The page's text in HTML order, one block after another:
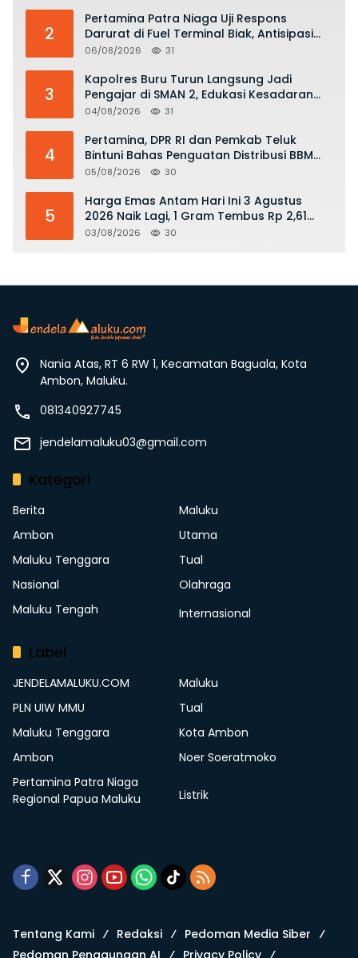
2
Pertamina Patra Niaga Uji Respons
Darurat di Fuel Terminal Biak, Antisipasi
Risiko Kebakaran dan Tumpahan BBM
06/08/2026 31
3
Kapolres Buru Turun Langsung Jadi
Pengajar di SMAN 2, Edukasi Kesadaran
Hukum dan Stop Kekerasan
04/08/2026 31
4
Pertamina, DPR RI dan Pemkab Teluk
Bintuni Bahas Penguatan Distribusi BBM
dan LPG
05/08/2026 30
5
Harga Emas Antam Hari Ini 3 Agustus
2026 Naik Lagi, 1 Gram Tembus Rp 2,61
Juta
03/08/2026 30
Nania Atas, RT 6 RW 1, Kecamatan Baguala, Kota
Ambon, Maluku.
081340927745
jendelamaluku03@gmail.com
Kategori
Berita
Maluku
Ambon
Utama
Maluku Tenggara
Tual
Nasional
Olahraga
Maluku Tengah
Internasional
Label
JENDELAMALUKU.COM
Maluku
PLN UIW MMU
Tual
Maluku Tenggara
Kota Ambon
Ambon
Noer Soeratmoko
Pertamina Patra Niaga
Regional Papua Maluku
Listrik
Tentang Kami Redaksi
Pedoman Media Siber